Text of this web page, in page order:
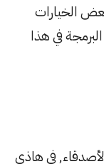
الخيارات
في هذا
في هاذي